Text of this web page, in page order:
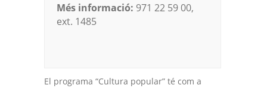
Més informació: 971 22 59 00,
ext. 1485
El programa “Cultura popular” té com a